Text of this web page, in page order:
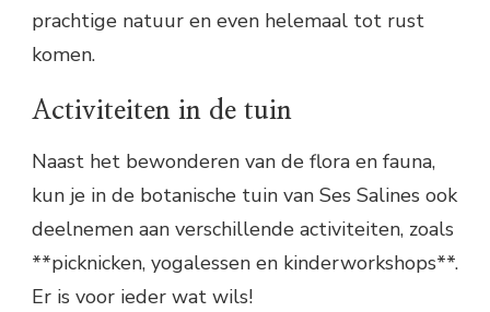
prachtige natuur en even helemaal tot rust
komen.
Activiteiten in de tuin
Naast het bewonderen van de flora en fauna,
kun je in de botanische tuin van Ses Salines ook
deelnemen aan verschillende activiteiten, zoals
**picknicken, yogalessen en kinderworkshops**.
Er is voor ieder wat wils!